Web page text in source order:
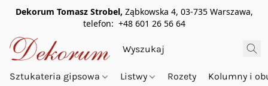
Dekorum Tomasz Strobel, Ząbkowska 4, 03-735 Warszawa,
telefon: +48 601 26 56 64
Sztukateria gipsowa Listwy Rozety Kolumny i